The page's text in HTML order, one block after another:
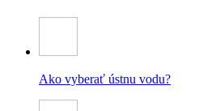
Ako vyberať ústnu vodu?